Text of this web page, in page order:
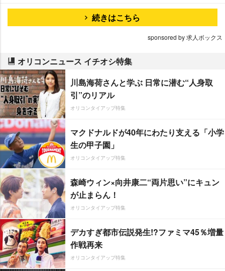
続きはこちら
sponsored by 求人ボックス
オリコンニュース イチオシ特集
川島海荷さんと学ぶ 日常に潜む“人身取
引”のリアル
オリコンタイアップ特集
マクドナルドが40年にわたり支える「小学
生の甲子園」
オリコンタイアップ特集
森崎ウィン×向井康二“両片思い”にキュン
が止まらん！
オリコンタイアップ特集
デカすぎ都市伝説発生!?ファミマ45％増量
作戦再来
オリコンタイアップ特集